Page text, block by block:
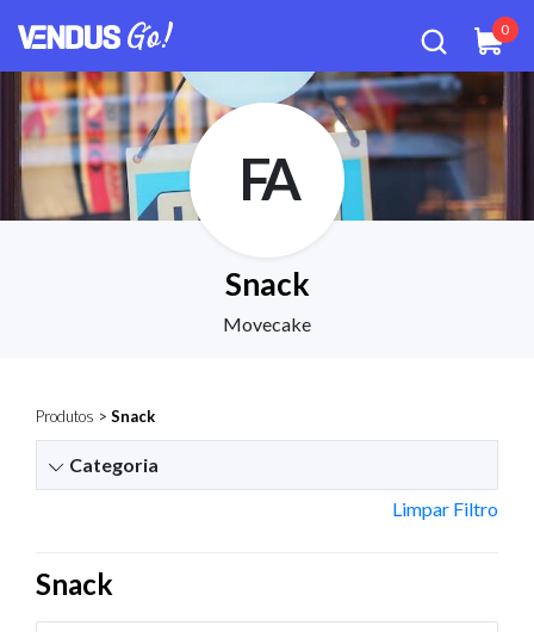
0
FA
Snack
Movecake
Produtos > Snack
Categoria
Limpar Filtro
Snack